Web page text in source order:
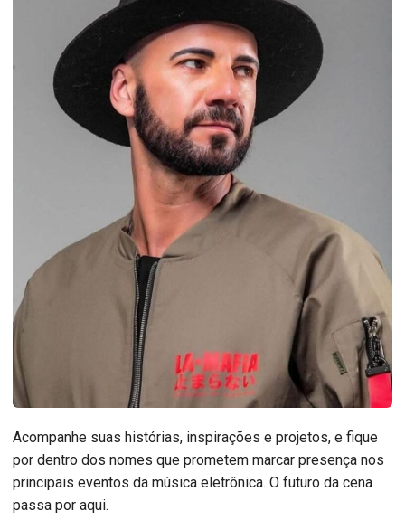
Acompanhe suas histórias, inspirações e projetos, e fique
por dentro dos nomes que prometem marcar presença nos
principais eventos da música eletrônica. O futuro da cena
passa por aqui.